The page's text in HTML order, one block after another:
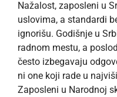
Nažalost, zaposleni u
uslovima, a standardi
ignorišu. Godišnje u
radnom mestu, a
često izbegavaju
ni one koji rade u
Zaposleni u Narodnoj